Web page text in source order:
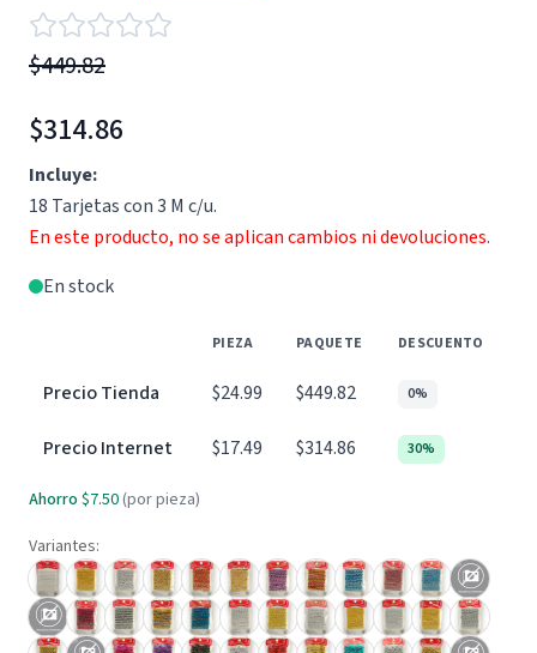
$449.82
$314.86
Incluye:
18 Tarjetas con 3 M c/u.
En este producto, no se aplican cambios ni devoluciones.
En stock
PIEZA PAQUETE DESCUENTO
Precio Tienda $24.99 $449.82 0%
Precio Internet $17.49 $314.86 30%
Ahorro $7.50 (por pieza)
Variantes: